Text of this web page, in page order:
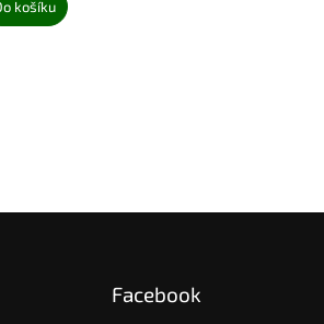
košíku
Facebook